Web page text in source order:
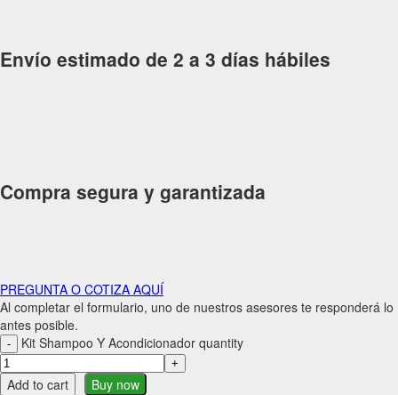
Envío estimado de 2 a 3 días hábiles
Compra segura y garantizada
PREGUNTA O COTIZA AQUÍ
Al completar el formulario, uno de nuestros asesores te responderá lo
antes posible.
Kit Shampoo Y Acondicionador quantity
Add to cart
Buy now